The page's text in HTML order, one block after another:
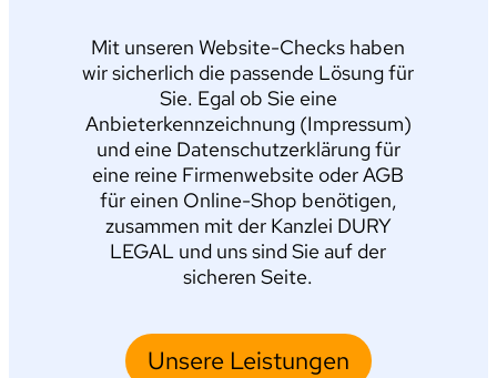
Mit unseren Website-Checks haben
wir sicherlich die passende Lösung für
Sie. Egal ob Sie eine
Anbieterkennzeichnung (Impressum)
und eine Datenschutzerklärung für
eine reine Firmenwebsite oder AGB
für einen Online-Shop benötigen,
zusammen mit der Kanzlei DURY
LEGAL und uns sind Sie auf der
sicheren Seite.
Unsere Leistungen